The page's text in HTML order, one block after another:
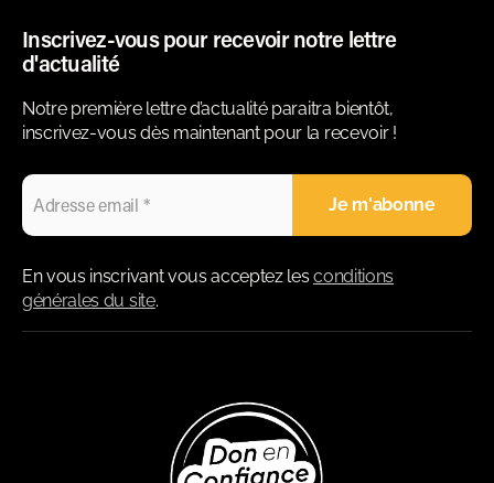
Inscrivez-vous pour recevoir notre lettre
d'actualité
Notre première lettre d’actualité paraitra bientôt,
inscrivez-vous dès maintenant pour la recevoir !
En vous inscrivant vous acceptez lesconditions
générales du site.